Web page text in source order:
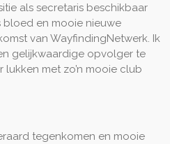
als secretaris beschikbaar
bloed en mooie nieuwe
van WayfindingNetwerk. Ik
gelijkwaardige opvolger te
met zo’n mooie club
tegenkomen en mooie